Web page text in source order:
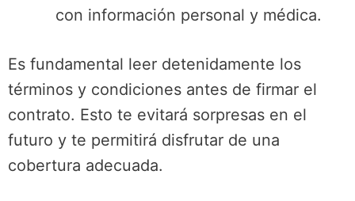
con información personal y médica.
Es fundamental leer detenidamente los
términos y condiciones antes de firmar el
contrato. Esto te evitará sorpresas en el
futuro y te permitirá disfrutar de una
cobertura adecuada.